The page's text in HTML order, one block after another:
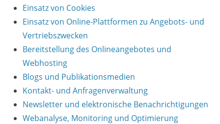
Einsatz von Cookies
Einsatz von Online-Plattformen zu Angebots- und
Vertriebszwecken
Bereitstellung des Onlineangebotes und
Webhosting
Blogs und Publikationsmedien
Kontakt- und Anfragenverwaltung
Newsletter und elektronische Benachrichtigungen
Webanalyse, Monitoring und Optimierung